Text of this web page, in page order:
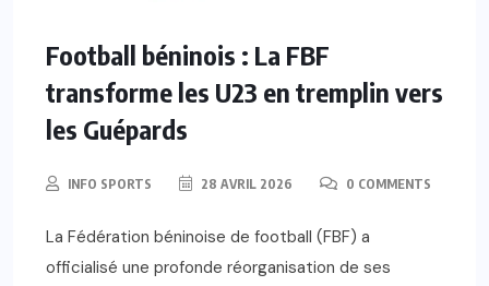
Football béninois : La FBF
transforme les U23 en tremplin vers
les Guépards
INFO SPORTS 28 AVRIL 2026 0 COMMENTS
La Fédération béninoise de football (FBF) a
officialisé une profonde réorganisation de ses